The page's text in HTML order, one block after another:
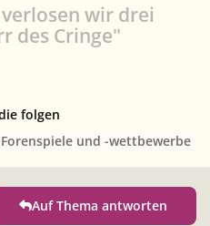
wir drei
des Cringe"
folgen
Forenspiele und -wettbewerbe
Auf Thema antworten